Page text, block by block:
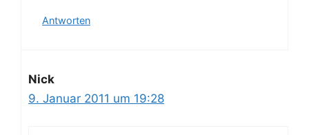
Antworten
Nick
9. Januar 2011 um 19:28